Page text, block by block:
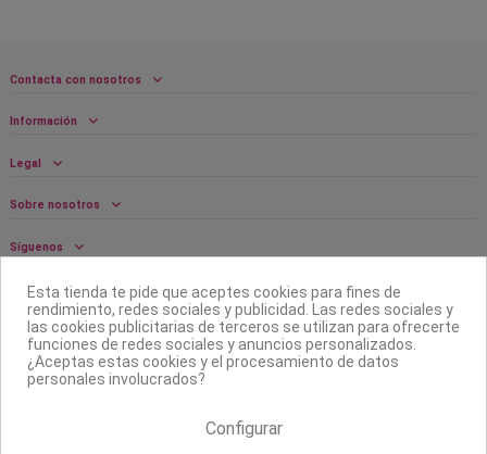
Contacta con nosotros
Información
Legal
Sobre nosotros
Síguenos
Boletín
Esta tienda te pide que aceptes cookies para fines de
rendimiento, redes sociales y publicidad. Las redes sociales y
las cookies publicitarias de terceros se utilizan para ofrecerte
funciones de redes sociales y anuncios personalizados.
¿Aceptas estas cookies y el procesamiento de datos
personales involucrados?
Configurar